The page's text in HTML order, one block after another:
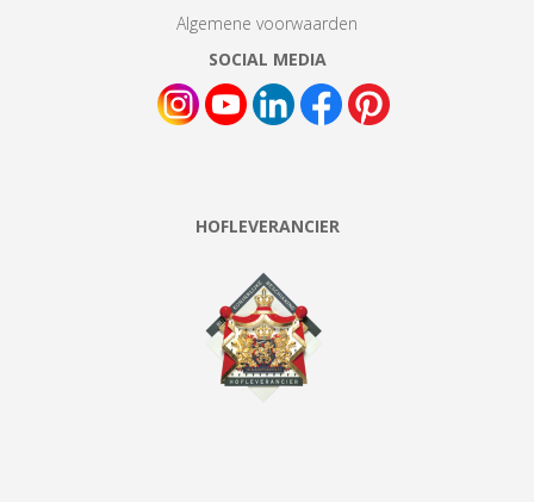
Algemene voorwaarden
SOCIAL MEDIA
HOFLEVERANCIER